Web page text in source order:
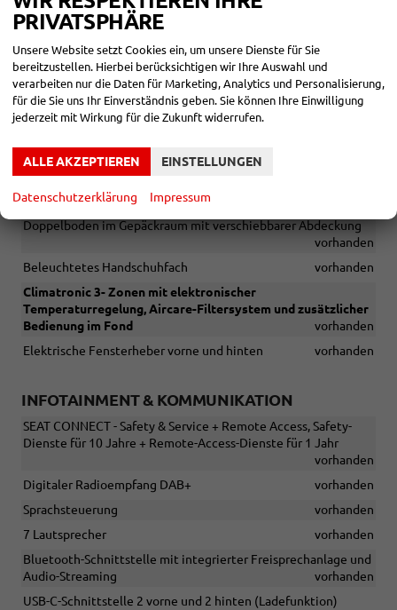
Umklappbare Rücksitzlehne, im Verhältnis 1/3 zu 2/3 geteilt,
vorhanden
Ablagetasche an der Rückseite der Vordersitze
vorhanden
Lenkrad in Leder mit Multifunktion
vorhanden
Innenspiegel automatisch abblendend
Leseleuchte vorne/hinten
Türeinstiegsleisten beleuchtet, vorne
Gepäckraumbeleuchtung (LED)
Doppelboden im Gepäckraum mit verschiebbarer Abdeckung
vorhanden
Beleuchtetes Handschuhfach
vorhanden
Climatronic 3- Zonen mit elektronischer
Temperaturregelung, Aircare-Filtersystem und zusätzlicher
Bedienung im Fond
vorhanden
Elektrische Fensterheber vorne und hinten
vorhanden
INFOTAINMENT & KOMMUNIKATION
SEAT CONNECT - Safety & Service + Remote Access, Safety-
Dienste für 10 Jahre + Remote-Access-Dienste für 1 Jahr
vorhanden
Digitaler Radioempfang DAB+
vorhanden
Sprachsteuerung
vorhanden
7 Lautsprecher
vorhanden
Bluetooth-Schnittstelle mit integrierter Freisprechanlage und
Audio-Streaming
vorhanden
USB-C-Schnittstelle 2 vorne und 2 hinten (Ladefunktion)
PRIVATSPHÄRE
Unsere Website setzt Cookies ein, um unsere Dienste für Sie
bereitzustellen. Hierbei berücksichtigen wir Ihre Auswahl und
verarbeiten nur die Daten für Marketing, Analytics und Personalisierung,
für die Sie uns Ihr Einverständnis geben. Sie können Ihre Einwilligung
jederzeit mit Wirkung für die Zukunft widerrufen.
ALLE AKZEPTIEREN EINSTELLUNGEN
Datenschutzerklärung Impressum